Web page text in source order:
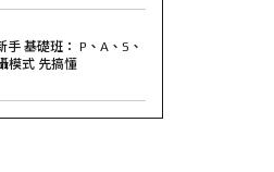
手 基礎班： P、A、S、
模式 先搞懂